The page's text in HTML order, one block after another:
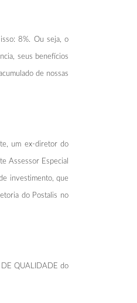
8%. Ou seja, o
seus benefícios
de nossas
um ex-diretor do
Assessor Especial
investimento, que
do Postalis no
QUALIDADE do